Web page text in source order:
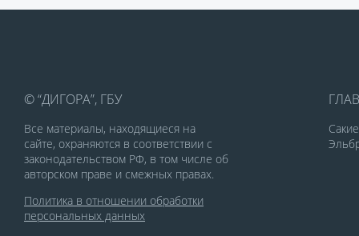
© “ДИГОРА”, ГБУ
Все материалы, находящиеся на
сайте, охраняются в соответствии с
законодательством РФ, в том числе об
авторском праве и смежных правах.
Политика в отношении обработки
персональных данных